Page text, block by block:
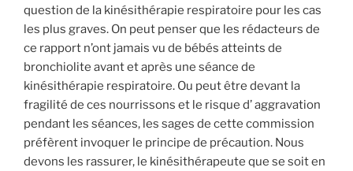
question de la kinésithérapie respiratoire pour les cas
les plus graves. On peut penser que les rédacteurs de
ce rapport n’ont jamais vu de bébés atteints de
bronchiolite avant et après une séance de
kinésithérapie respiratoire. Ou peut être devant la
fragilité de ces nourrissons et le risque d’ aggravation
pendant les séances, les sages de cette commission
préfèrent invoquer le principe de précaution. Nous
devons les rassurer, le kinésithérapeute que se soit en